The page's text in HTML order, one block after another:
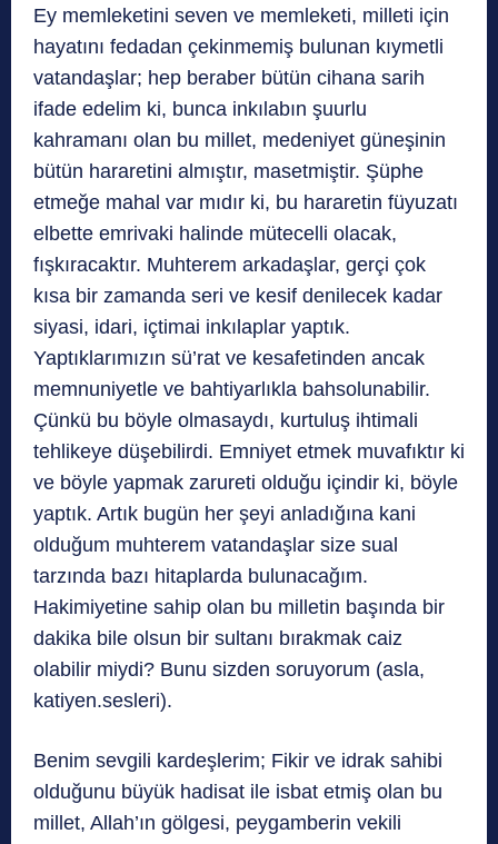
Ey memleketini seven ve memleketi, milleti için
hayatını fedadan çekinmemiş bulunan kıymetli
vatandaşlar; hep beraber bütün cihana sarih
ifade edelim ki, bunca inkılabın şuurlu
kahramanı olan bu millet, medeniyet güneşinin
bütün hararetini almıştır, masetmiştir. Şüphe
etmeğe mahal var mıdır ki, bu hararetin füyuzatı
elbette emrivaki halinde mütecelli olacak,
fışkıracaktır. Muhterem arkadaşlar, gerçi çok
kısa bir zamanda seri ve kesif denilecek kadar
siyasi, idari, içtimai inkılaplar yaptık.
Yaptıklarımızın sü’rat ve kesafetinden ancak
memnuniyetle ve bahtiyarlıkla bahsolunabilir.
Çünkü bu böyle olmasaydı, kurtuluş ihtimali
tehlikeye düşebilirdi. Emniyet etmek muvafıktır ki
ve böyle yapmak zarureti olduğu içindir ki, böyle
yaptık. Artık bugün her şeyi anladığına kani
olduğum muhterem vatandaşlar size sual
tarzında bazı hitaplarda bulunacağım.
Hakimiyetine sahip olan bu milletin başında bir
dakika bile olsun bir sultanı bırakmak caiz
olabilir miydi? Bunu sizden soruyorum (asla,
katiyen.sesleri).
Benim sevgili kardeşlerim; Fikir ve idrak sahibi
olduğunu büyük hadisat ile isbat etmiş olan bu
millet, Allah’ın gölgesi, peygamberin vekili